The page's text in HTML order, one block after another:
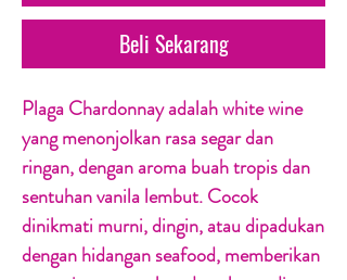
Beli Sekarang
Plaga Chardonnay adalah white wine
yang menonjolkan rasa segar dan
ringan, dengan aroma buah tropis dan
sentuhan vanila lembut. Cocok
dinikmati murni, dingin, atau dipadukan
dengan hidangan seafood, memberikan